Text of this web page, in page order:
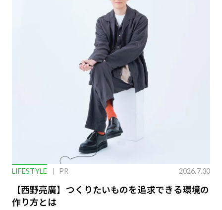
LIFESTYLE PR 2026.7.30
【西野亮廣】つくりたいものを追求できる環境の
作り方とは